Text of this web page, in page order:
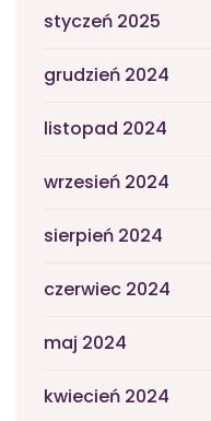
styczeń 2025
grudzień 2024
listopad 2024
wrzesień 2024
sierpień 2024
czerwiec 2024
maj 2024
kwiecień 2024